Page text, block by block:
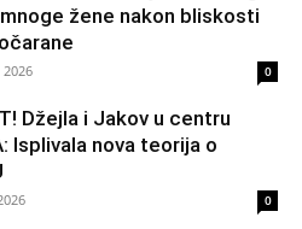
žene nakon bliskosti
2026 0
Džejla i Jakov u centru
Isplivala nova teorija o
0